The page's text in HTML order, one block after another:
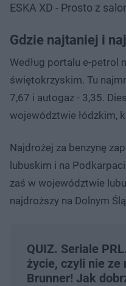
ESKA XD - Prosto z
Gdzie najtaniej i
Według portalu e-petrol
świętokrzyskim. Tu
7,67 i autogaz - 3,35.
województwie łódzkim,
Najdrożej za benzynę
lubuskim i na
zaś w województwie
najdroższy na Dolnym
QUIZ. Seriale
życie, czyli nie ze
Brunner! Jak